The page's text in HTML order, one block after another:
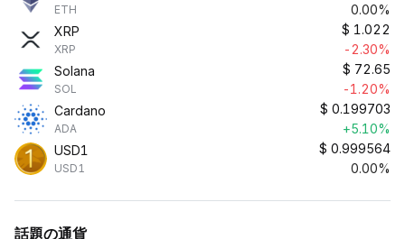
ETH
0.00%
XRP
XRP
$ 1.022
-2.30%
Solana
SOL
$ 72.65
-1.20%
Cardano
ADA
$ 0.199703
+5.10%
USD1
USD1
$ 0.999564
0.00%
話題の通貨